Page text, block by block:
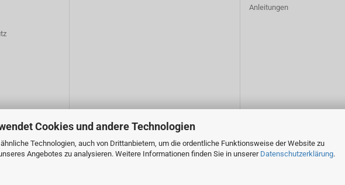
Cookies und andere Technologien
Technologien, auch von Drittanbietern, um die ordentliche Funktionsweise der Website zu
Angebotes zu analysieren. Weitere Informationen finden Sie in unserer Datenschutzerklärung.
Anleitungen